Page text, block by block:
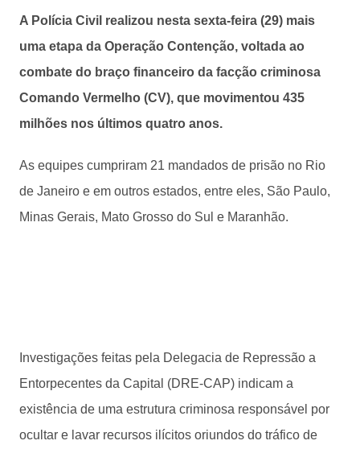
A Polícia Civil realizou nesta sexta-feira (29) mais
uma etapa da Operação Contenção, voltada ao
combate do braço financeiro da facção criminosa
Comando Vermelho (CV), que movimentou 435
milhões nos últimos quatro anos.
As equipes cumpriram 21 mandados de prisão no Rio
de Janeiro e em outros estados, entre eles, São Paulo,
Minas Gerais, Mato Grosso do Sul e Maranhão.
Investigações feitas pela Delegacia de Repressão a
Entorpecentes da Capital (DRE-CAP) indicam a
existência de uma estrutura criminosa responsável por
ocultar e lavar recursos ilícitos oriundos do tráfico de